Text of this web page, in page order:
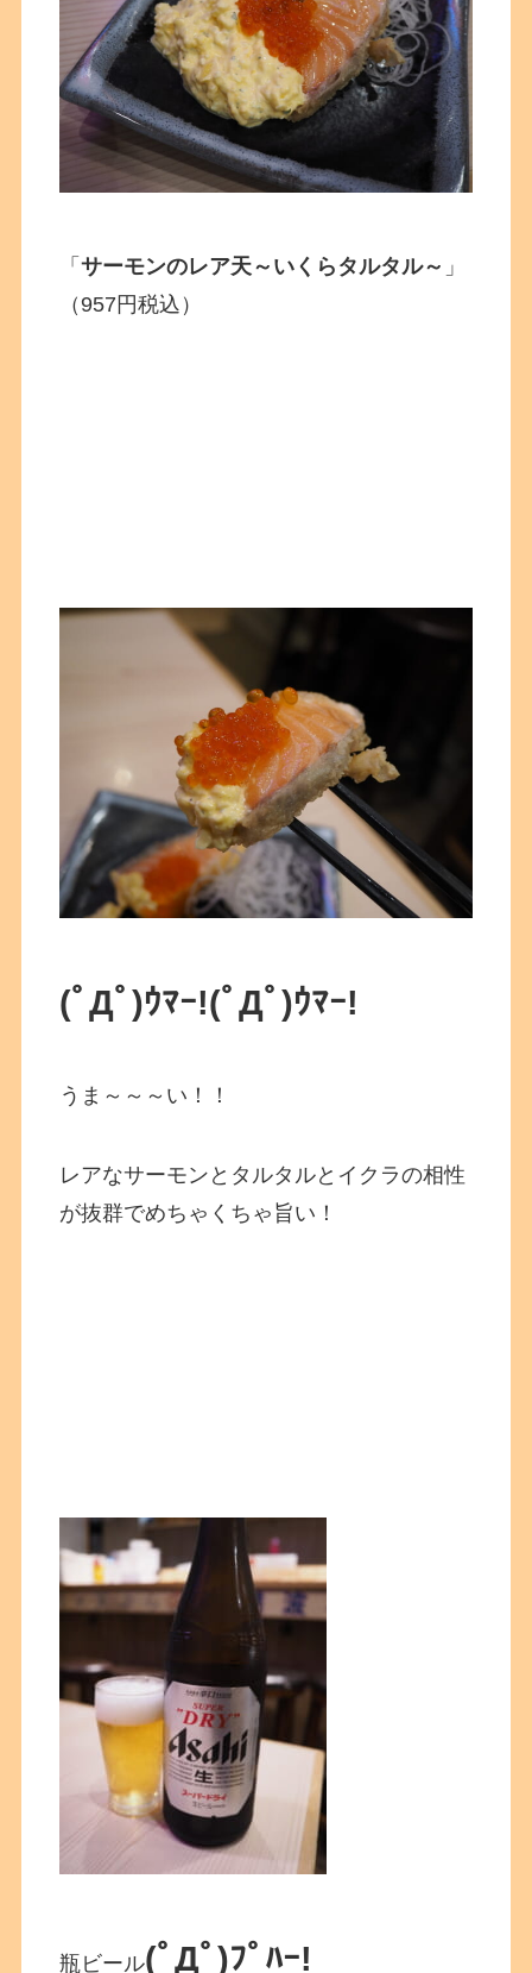
「サーモンのレア天～いくらタルタル～ 」
（957円税込）
(ﾟДﾟ)ｳﾏｰ!(ﾟДﾟ)ｳﾏｰ!
うま～～～い！！
レアなサーモンとタルタルとイクラの相性
が抜群でめちゃくちゃ旨い！
瓶ビール(ﾟДﾟ)ﾌﾟﾊｰ!